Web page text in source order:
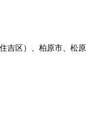
吉区）、柏原市、松原